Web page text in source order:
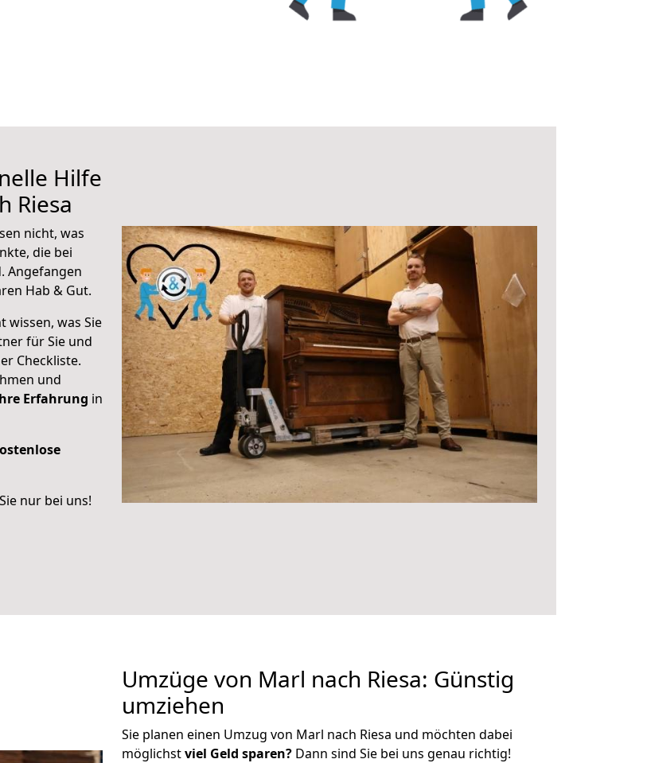
Hilfe
Riesa
nicht, was
die bei
Angefangen
Hab & Gut.
wissen, was Sie
für Sie und
Checkliste.
und
Erfahrung in
nur bei uns!
Umzüge von Marl nach Riesa: Günstig
umziehen
Sie planen einen Umzug von Marl nach Riesa und möchten dabei
möglichstviel Geld sparen? Dann sind Sie bei uns genau richtig!